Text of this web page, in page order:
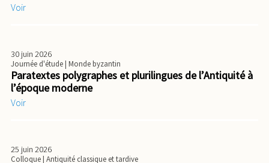
Voir
30 juin 2026
Journée d'étude| Monde byzantin
Paratextes polygraphes et plurilingues de l’Antiquité à
l’époque moderne
Voir
25 juin 2026
Colloque| Antiquité classique et tardive